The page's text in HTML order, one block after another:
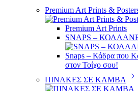
Premium Art Prints &
Premium Art Prints
SNAPS –
Snaps – Κάδρα που
στον Τοίχο σου!
ΠΙΝΑΚΕΣ ΣΕ ΚΑΜΒΑ